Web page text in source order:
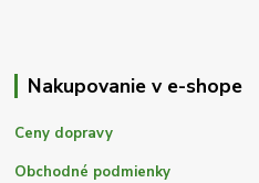
Nakupovanie v e-shope
Ceny dopravy
Obchodné podmienky